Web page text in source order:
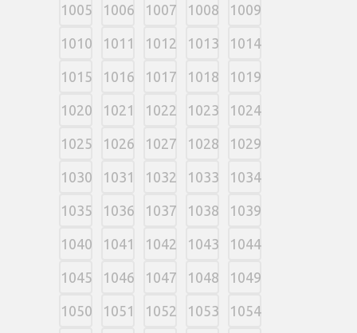
1005 1006 1007 1008 1009
1010 1011 1012 1013 1014
1015 1016 1017 1018 1019
1020 1021 1022 1023 1024
1025 1026 1027 1028 1029
1030 1031 1032 1033 1034
1035 1036 1037 1038 1039
1040 1041 1042 1043 1044
1045 1046 1047 1048 1049
1050 1051 1052 1053 1054